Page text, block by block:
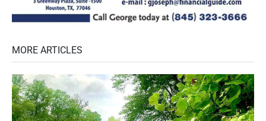
MORE ARTICLES